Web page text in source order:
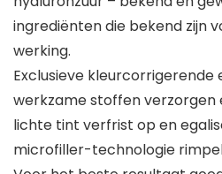
ingrediënten die bekend zijn
werking.
Exclusieve
werkzame stoffen verzorgen
lichte tint verfrist op en
microfiller-technologie